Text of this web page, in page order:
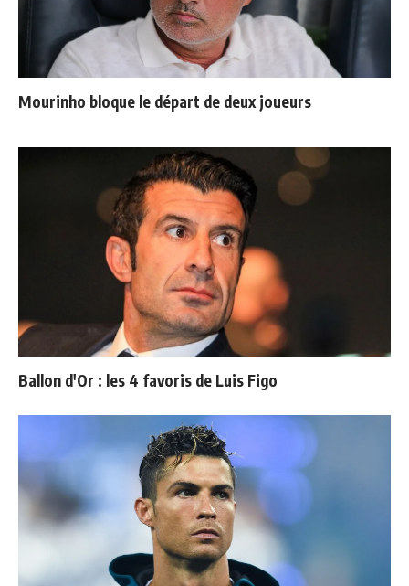
Mourinho bloque le départ de deux joueurs
Ballon d'Or : les 4 favoris de Luis Figo